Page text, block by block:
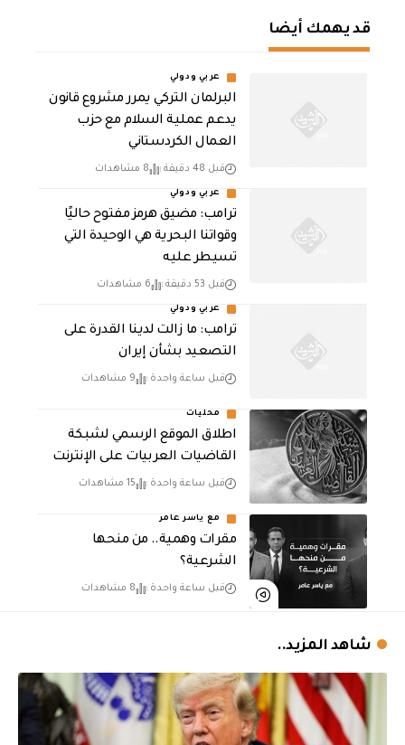
قد يهمك أيضا
عربي ودولي
‏البرلمان التركي يمرر مشروع قانون
يدعم عملية السلام مع حزب
العمال الكردستاني
قبل 48 دقيقة 8 مشاهدات
عربي ودولي
ترامب: مضيق هرمز مفتوح حاليًا
وقواتنا البحرية هي الوحيدة التي
تسيطر عليه
قبل 53 دقيقة 6 مشاهدات
عربي ودولي
ترامب: ما زالت لدينا القدرة على
التصعيد بشأن إيران
قبل ساعة واحدة 9 مشاهدات
محليات
اطلاق الموقع الرسمي لشبكة
القاضيات العربيات على الإنترنت
قبل ساعة واحدة 15 مشاهدات
مع ياسر عامر
مقرات وهمية.. من منحها
الشرعية؟
قبل ساعة واحدة 8 مشاهدات
شاهد المزيد..